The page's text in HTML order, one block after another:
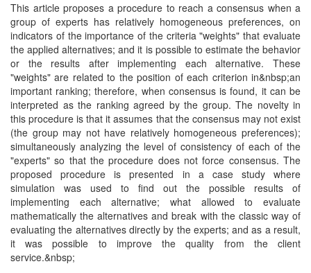
This article proposes a procedure to reach a consensus when a
group of experts has relatively homogeneous preferences, on
indicators of the importance of the criteria "weights" that evaluate
the applied alternatives; and it is possible to estimate the behavior
or the results after implementing each alternative. These
"weights" are related to the position of each criterion in&nbsp;an
important ranking; therefore, when consensus is found, it can be
interpreted as the ranking agreed by the group. The novelty in
this procedure is that it assumes that the consensus may not exist
(the group may not have relatively homogeneous preferences);
simultaneously analyzing the level of consistency of each of the
"experts" so that the procedure does not force consensus. The
proposed procedure is presented in a case study where
simulation was used to find out the possible results of
implementing each alternative; what allowed to evaluate
mathematically the alternatives and break with the classic way of
evaluating the alternatives directly by the experts; and as a result,
it was possible to improve the quality from the client
service.&nbsp;